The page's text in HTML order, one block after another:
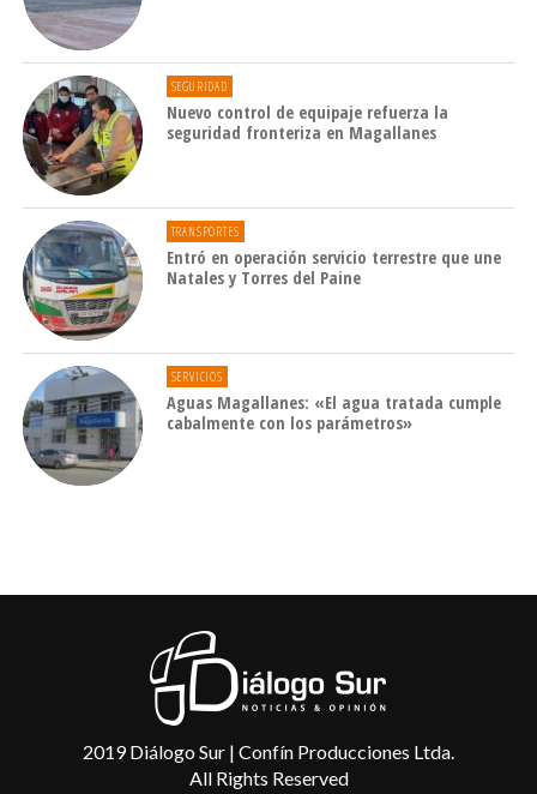
SEGURIDAD
Nuevo control de equipaje refuerza la
seguridad fronteriza en Magallanes
TRANSPORTES
Entró en operación servicio terrestre que une
Natales y Torres del Paine
SERVICIOS
Aguas Magallanes: «El agua tratada cumple
cabalmente con los parámetros»
2019 Diálogo Sur | Confín Producciones Ltda.
All Rights Reserved